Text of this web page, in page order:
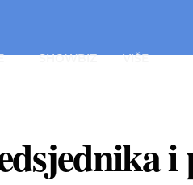
SHOWBIZ VIŠE